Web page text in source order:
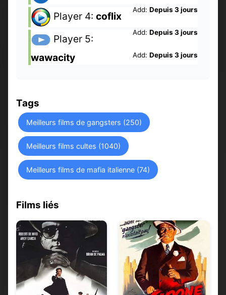
Add: Depuis 3 jours
Player 4: coflix
Add: Depuis 3 jours
Player 5:
wawacity
Add: Depuis 3 jours
Tags
Meilleurs films de gangsters (250)
Meilleurs films cultes (1040)
Meilleurs films de mafia italienne (74)
Films liés